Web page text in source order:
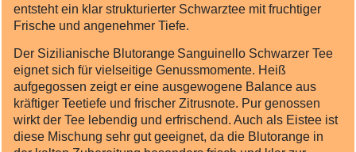
entsteht ein klar strukturierter Schwarztee mit fruchtiger
Frische und angenehmer Tiefe.
Der Sizilianische Blutorange Sanguinello Schwarzer Tee
eignet sich für vielseitige Genussmomente. Heiß
aufgegossen zeigt er eine ausgewogene Balance aus
kräftiger Teetiefe und frischer Zitrusnote. Pur genossen
wirkt der Tee lebendig und erfrischend. Auch als Eistee ist
diese Mischung sehr gut geeignet, da die Blutorange in